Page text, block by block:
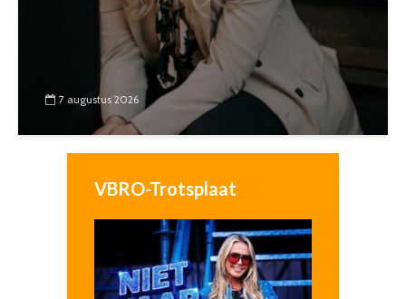
7 augustus 2026
VBRO-Trotsplaat